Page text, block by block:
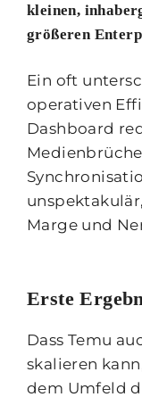
kleinen,
größeren
Ein oft
operativen
Dashboard
Marge und
Erste
Dass Temu
skalieren
dem Umfeld